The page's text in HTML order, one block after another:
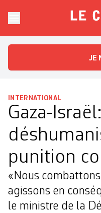
Le
JE
INTERNATIONAL
Gaza-Israël:
punition
«Nous
agissons en
le ministre de la